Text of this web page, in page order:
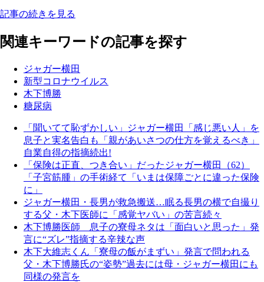
記事の続きを見る
関連キーワードの記事を探す
ジャガー横田
新型コロナウイルス
木下博勝
糖尿病
「聞いてて恥ずかしい」ジャガー横田「感じ悪い人」を
息子と実名告白も「親があいさつの仕方を覚えるべき」
自業自得の指摘続出!
「保険は正直、つき合い」だったジャガー横田（62）
「子宮筋腫」の手術経て「いまは保障ごとに違った保険
に」
ジャガー横田・長男が救急搬送…眠る長男の横で自撮り
する父・木下医師に「感覚ヤバい」の苦言続々
木下博勝医師 息子の寮母ネタは「面白いと思った」発
言に“ズレ”指摘する辛辣な声
木下大維志くん「寮母の飯がまずい」発言で問われる
父・木下博勝氏の“姿勢”過去には母・ジャガー横田にも
同様の発言を